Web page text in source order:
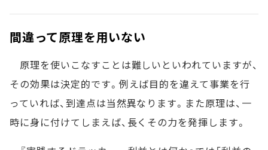
間違って原理を用いない
原理を使いこなすことは難しいといわれていますが、
その効果は決定的です。例えば目的を違えて事業を行
っていれば、到達点は当然異なります。また原理は、一
時に身に付けてしまえば、長くその力を発揮します。